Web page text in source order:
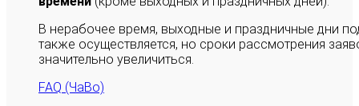
В нерабочее время, выходные и праздничные дни
также осуществляется, но сроки рассмотрения
значительно увеличиться.
FAQ (ЧаВо)